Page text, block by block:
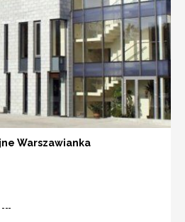
Warszawianka
---